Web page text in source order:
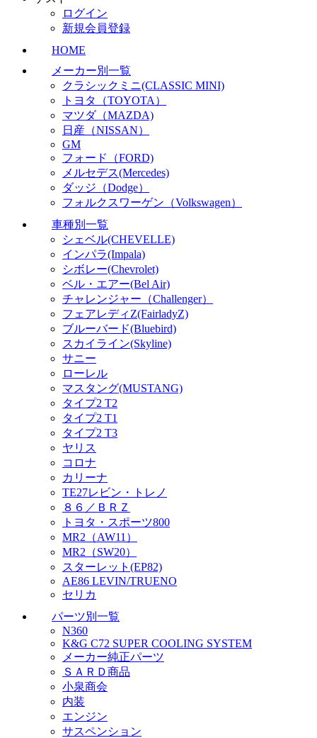
ログイン
新規会員登録
HOME
メーカー別一覧
クラシックミニ(CLASSIC MINI)
トヨタ（TOYOTA）
マツダ（MAZDA)
日産（NISSAN）
GM
フォード（FORD)
メルセデス(Mercedes)
ダッジ（Dodge）
フォルクスワーゲン（Volkswagen）
車種別一覧
シェベル(CHEVELLE)
インパラ(Impala)
シボレー(Chevrolet)
ベル・エアー(Bel Air)
チャレンジャー（Challenger）
フェアレディZ(FairladyZ)
ブルーバード(Bluebird)
スカイライン(Skyline)
サニー
ローレル
マスタング(MUSTANG)
タイプ2 T2
タイプ2 T1
タイプ2 T3
ヤリス
コロナ
カリーナ
TE27レビン・トレノ
８６／ＢＲＺ
トヨタ・スポーツ800
MR2（AW11）
MR2（SW20）
スターレット(EP82)
AE86 LEVIN/TRUENO
セリカ
パーツ別一覧
N360
K&G C72 SUPER COOLING SYSTEM
メーカー純正パーツ
ＳＡＲＤ商品
小泉商会
内装
エンジン
サスペンション